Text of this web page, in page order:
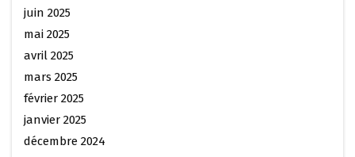
juin 2025
mai 2025
avril 2025
mars 2025
février 2025
janvier 2025
décembre 2024